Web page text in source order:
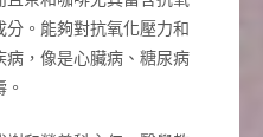
。能夠對抗氧化壓力和
，像是心臟病、糖尿病